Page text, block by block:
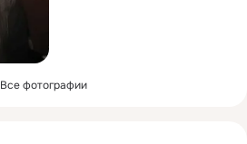
Все фотографии